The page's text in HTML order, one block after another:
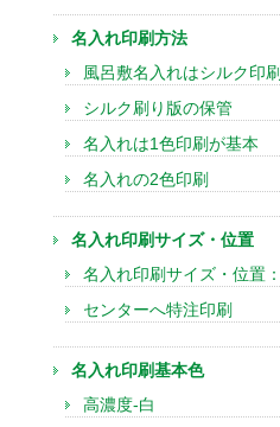
名入れ印刷方法
風呂敷名入れはシルク印刷
シルク刷り版の保管
名入れは1色印刷が基本
名入れの2色印刷
名入れ印刷サイズ・位置
名入れ印刷サイズ・位置：
センターへ特注印刷
名入れ印刷基本色
高濃度-白